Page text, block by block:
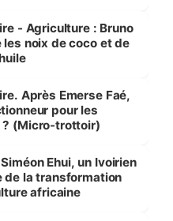
- Agriculture : Bruno
les noix de coco et de
Après Emerse Faé,
pour les
? (Micro-trottoir)
Ehui, un Ivoirien
de la transformation
africaine